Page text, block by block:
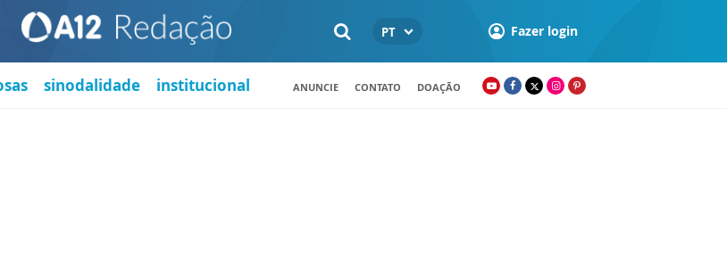
PT Fazer login
sinodalidade institucional ANUNCIE CONTATO DOAÇÃO